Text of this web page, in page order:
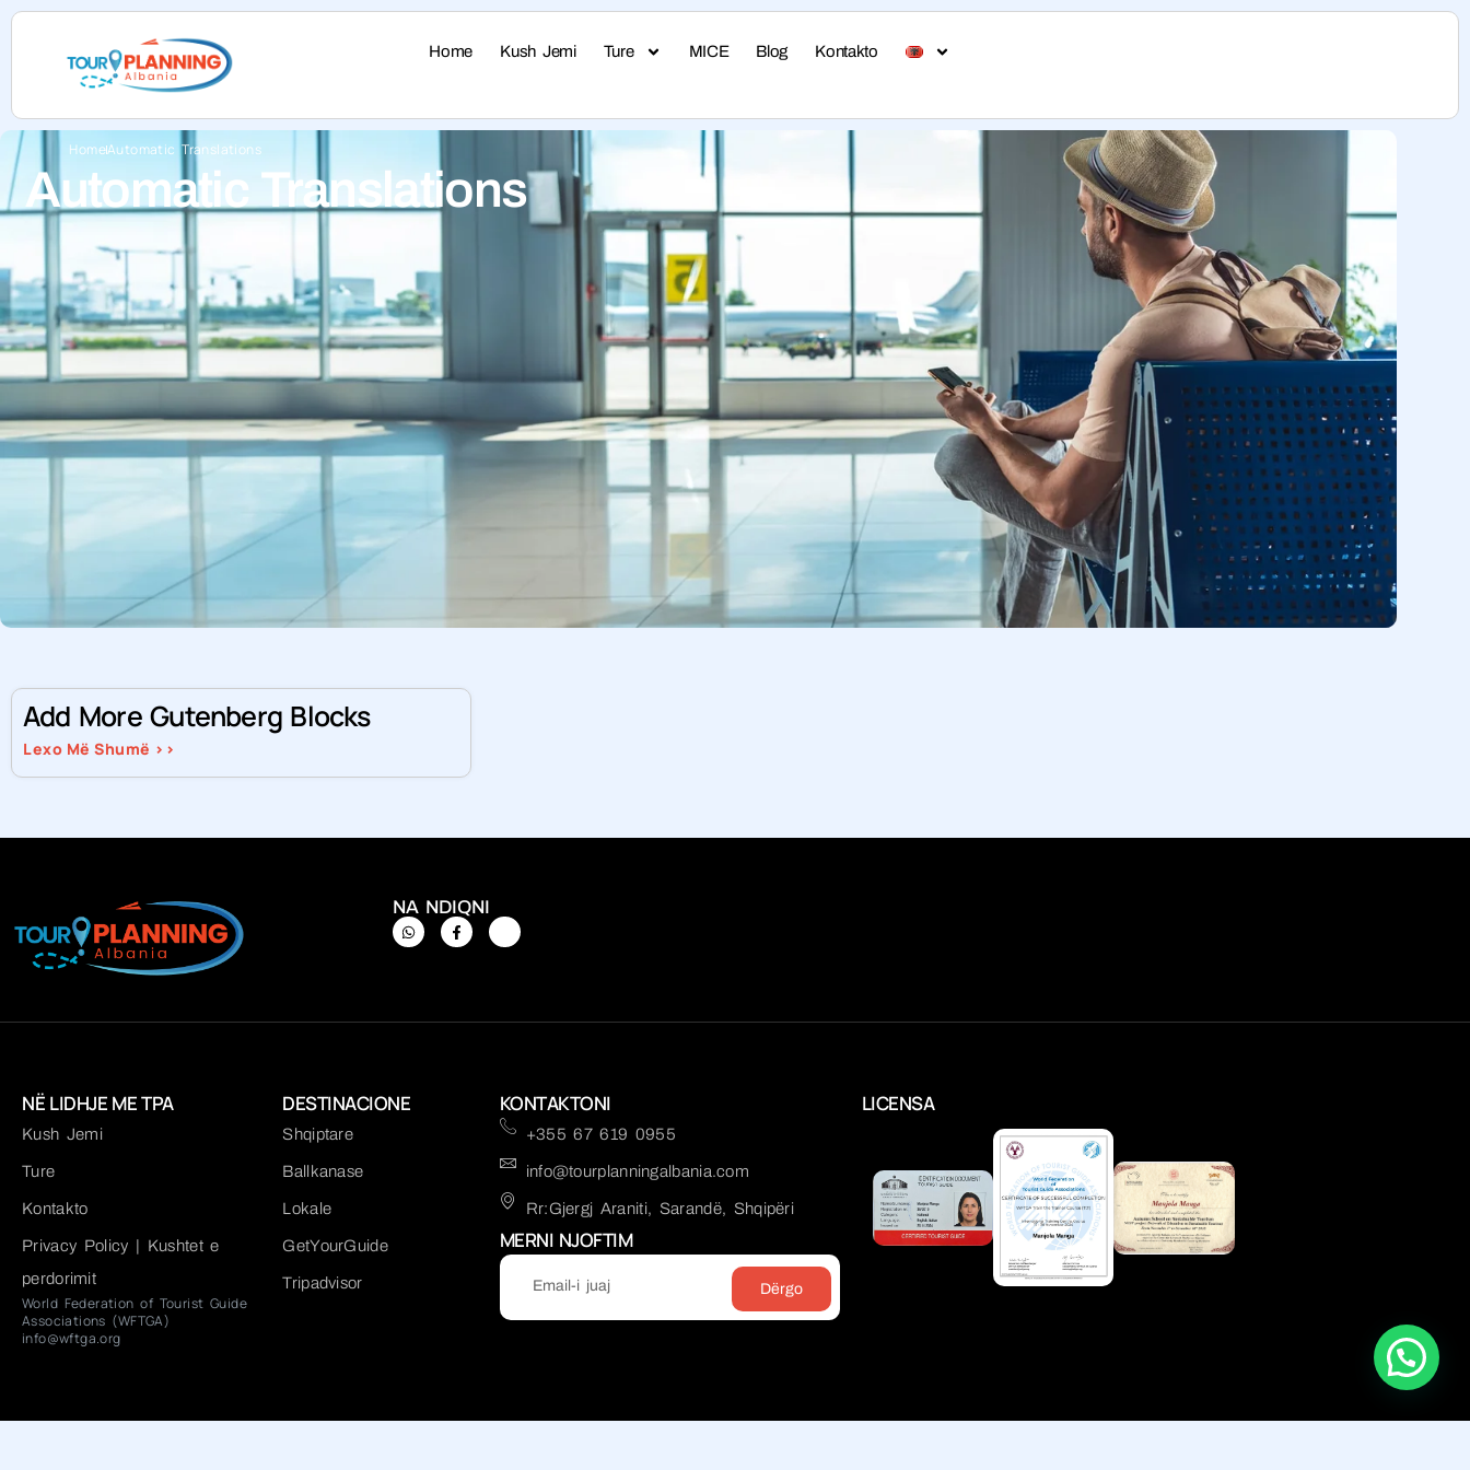
Home Kush Jemi Ture MICE Blog Kontakto
HomeAutomatic Translations
Automatic Translations
Add More Gutenberg Blocks
Lexo Më Shumë >>
NA NDIQNI
NË LIDHJE ME TPA
Kush Jemi
Ture
Kontakto
Privacy Policy | Kushtet e
perdorimit
World Federation of Tourist Guide
Associations (WFTGA)
info@wftga.org
DESTINACIONE
Shqiptare
Ballkanase
Lokale
GetYourGuide
Tripadvisor
KONTAKTONI
+355 67 619 0955
info@tourplanningalbania.com
Rr:Gjergj Araniti, Sarandë, Shqipëri
MERNI NJOFTIM
Dërgo
LICENSA